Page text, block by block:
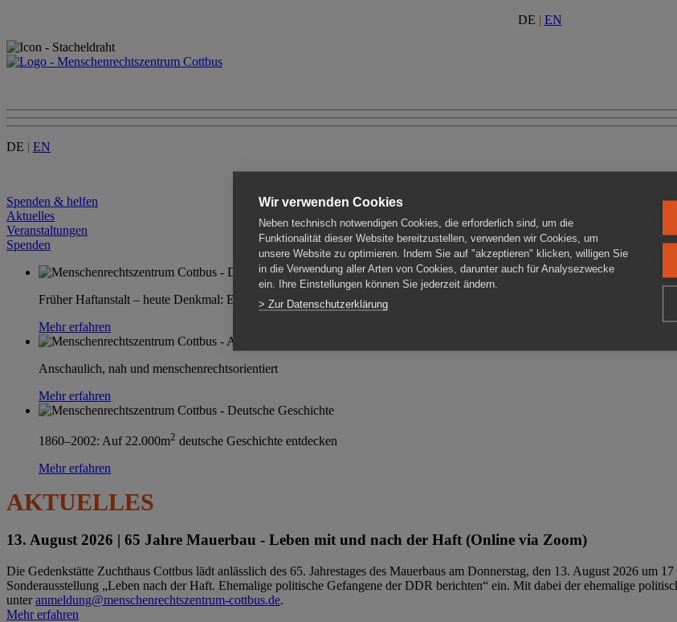
DE | EN
DE | EN
Spenden & helfen
Aktuelles
Veranstaltungen
Spenden
Früher Haftanstalt – heute Denkmal: Einen Ort im Wandel erleben
Mehr erfahren
Anschaulich, nah und menschenrechtsorientiert
Mehr erfahren
1860–2002: Auf 22.000m2 deutsche Geschichte entdecken
Mehr erfahren
AKTUELLES
13. August 2026 | 65 Jahre Mauerbau - Leben mit und nach der Haft (Online via Zoom)
Die Gedenkstätte Zuchthaus Cottbus lädt anlässlich des 65. Jahrestages des Mauerbaus am Donnerstag, den 13. August 2026 um
Sonderausstellung „Leben nach der Haft. Ehemalige politische Gefangene der DDR berichten“ ein. Mit dabei der ehemalige
unteranmeldung@menschenrechtszentrum-cottbus.de.
Mehr erfahren
Wir verwenden Cookies
Neben technisch notwendigen Cookies, die erforderlich sind, um die
Funktionalität dieser Website bereitzustellen, verwenden wir Cookies, um
unsere Website zu optimieren. Indem Sie auf "akzeptieren" klicken, willigen Sie
in die Verwendung aller Arten von Cookies, darunter auch für Analysezwecke
ein. Ihre Einstellungen können Sie jederzeit ändern.
> Zur Datenschutzerklärung